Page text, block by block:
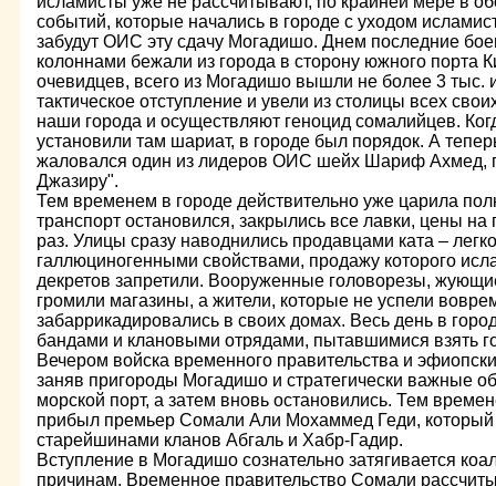
событий, которые начались в городе с уходом
забудут ОИС эту сдачу Могадишо. Днем последние
колоннами бежали из города в сторону южного порта
очевидцев, всего из Могадишо вышли не более 3 тыс.
тактическое отступление и увели из столицы всех
наши города и осуществляют геноцид сомалийцев.
установили там шариат, в городе был порядок. А
жаловался один из лидеров ОИС шейх Шариф Ахмед,
Джазиру".
Тем временем в городе действительно уже царила
транспорт остановился, закрылись все лавки, цены на
раз. Улицы сразу наводнились продавцами ката –
галлюциногенными свойствами, продажу которого
декретов запретили. Вооруженные головорезы,
громили магазины, а жители, которые не успели
забаррикадировались в своих домах. Весь день в
бандами и клановыми отрядами, пытавшимися взять
Вечером войска временного правительства и
заняв пригороды Могадишо и стратегически важные
морской порт, а затем вновь остановились. Тем
прибыл премьер Сомали Али Мохаммед Геди, который
старейшинами кланов Абгаль и Хабр-Гадир.
Вступление в Могадишо сознательно затягивается
причинам. Временное правительство Сомали